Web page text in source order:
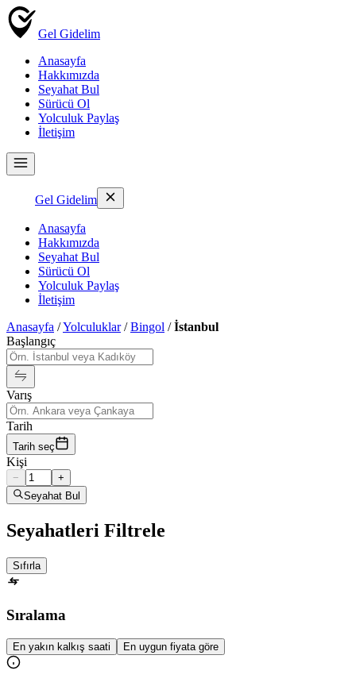
Gel Gidelim
Anasayfa
Hakkımızda
Seyahat Bul
Sürücü Ol
Yolculuk Paylaş
İletişim
Gel Gidelim
Anasayfa
Hakkımızda
Seyahat Bul
Sürücü Ol
Yolculuk Paylaş
İletişim
Anasayfa /Yolculuklar/Bingol /İstanbul
Başlangıç
Varış
Tarih
Tarih seç
Kişi
−
+
Seyahat Bul
Seyahatleri Filtrele
Sıfırla
Sıralama
En yakın kalkış saati En uygun fiyata göre